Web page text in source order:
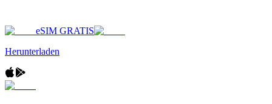
eSIM GRATIS
Herunterladen